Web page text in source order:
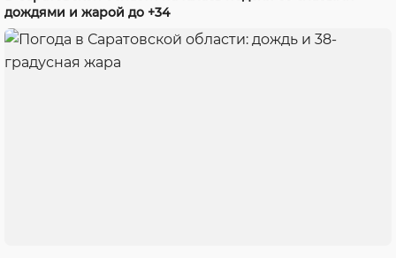
дождями и жарой до +34